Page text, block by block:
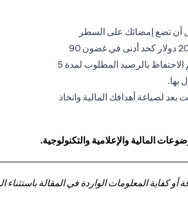
أن تضع إمضائك على السطر
المنقط في نموذج الاشتراك. للاشتراك في سيتي جولد، سيتعين عليك أن تودع في حسابك 200,000 دولار كحد أدنى في غضون 90
يومًا من فتح الحساب. وبمجرد استيفاء هذا المطلب، ستحصل على مكافأتك بعد 30 يومًا. إذا لم يتم الاحتفاظ بالرصيد المطلوب لمدة 5
بها.
لصياغة أهدافك المالية واتخاذ
المالية والإعلامية والتكنولوجية.
المعلومات الواردة في المقالة باستثناء